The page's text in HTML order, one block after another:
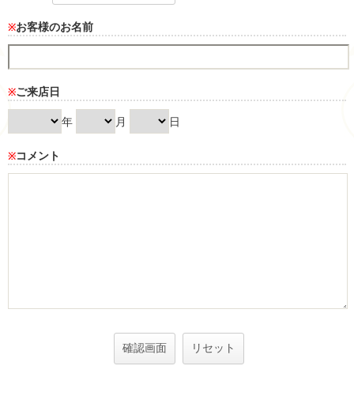
※お客様のお名前
※ご来店日
年 月 日
※コメント